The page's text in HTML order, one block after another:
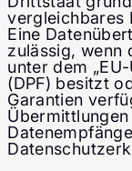
vergleichbares
Eine
zulässig, wenn
unter dem
(DPF) besitzt
Garantien